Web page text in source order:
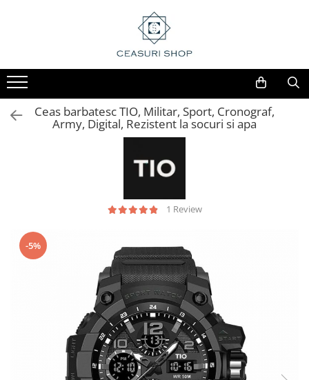
Ceas barbatesc TIO, Militar, Sport, Cronograf,
Army, Digital, Rezistent la socuri si apa
1 Review
-5%